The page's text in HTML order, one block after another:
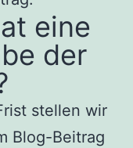
eine
der
stellen wir
Blog-Beitrag